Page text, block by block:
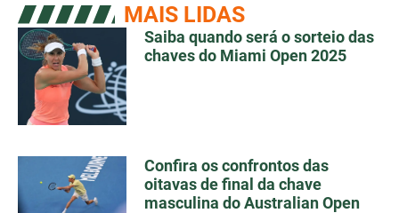
MAIS LIDAS
Saiba quando será o sorteio das
chaves do Miami Open 2025
Confira os confrontos das
oitavas de final da chave
masculina do Australian Open